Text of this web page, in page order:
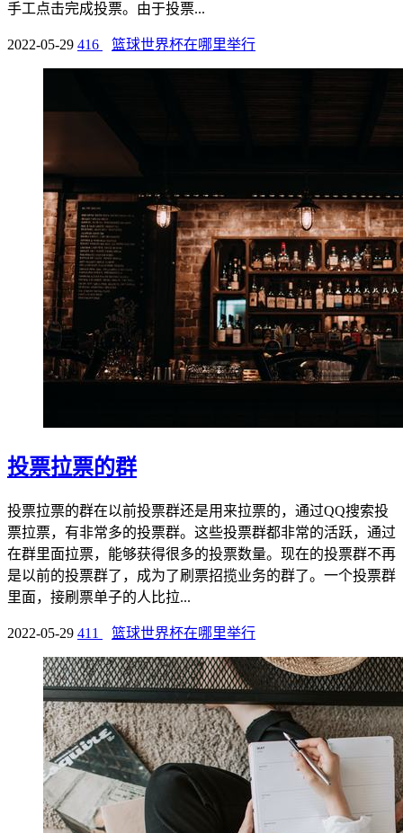
手工点击完成投票。由于投票...
2022-05-29 416 篮球世界杯在哪里举行
投票拉票的群
投票拉票的群在以前投票群还是用来拉票的，通过QQ搜索投
票拉票，有非常多的投票群。这些投票群都非常的活跃，通过
在群里面拉票，能够获得很多的投票数量。现在的投票群不再
是以前的投票群了，成为了刷票招揽业务的群了。一个投票群
里面，接刷票单子的人比拉...
2022-05-29 411 篮球世界杯在哪里举行